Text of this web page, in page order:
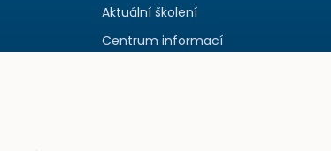
Aktuální školení
Centrum informací